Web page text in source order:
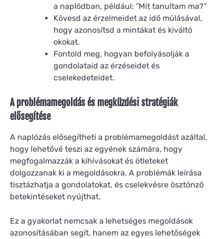
a naplódban, például: “Mit tanultam ma?”
Kövesd az érzelmeidet az idő múlásával,
hogy azonosítsd a mintákat és kiváltó
okokat.
Fontold meg, hogyan befolyásolják a
gondolataid az érzéseidet és
cselekedeteidet.
A problémamegoldás és megküzdési stratégiák
elősegítése
A naplózás elősegítheti a problémamegoldást azáltal,
hogy lehetővé teszi az egyének számára, hogy
megfogalmazzák a kihívásokat és ötleteket
dolgozzanak ki a megoldásokra. A problémák leírása
tisztázhatja a gondolatokat, és cselekvésre ösztönző
betekintéseket nyújthat.
Ez a gyakorlat nemcsak a lehetséges megoldások
azonosításában segít, hanem az egyes lehetőségek